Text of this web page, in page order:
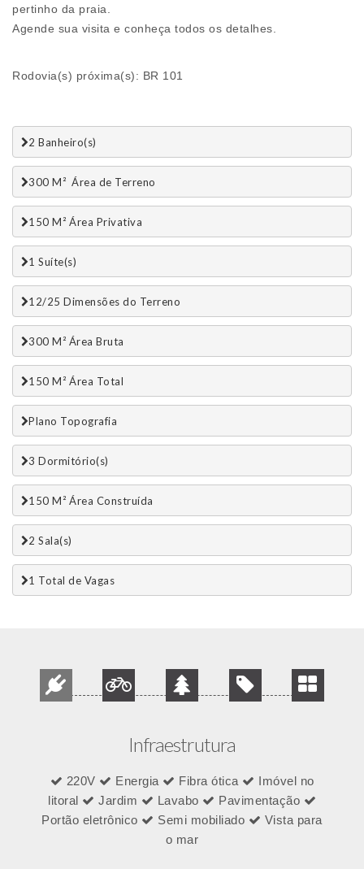
pertinho da praia.
Agende sua visita e conheça todos os detalhes.
Rodovia(s) próxima(s): BR 101
2 Banheiro(s)
300 M²  Área de Terreno
150 M² Área Privativa
1 Suí­te(s)
12/25 Dimensões do Terreno
300 M² Área Bruta
150 M² Área Total
Plano Topografia
3 Dormitório(s)
150 M² Área Construída
2 Sala(s)
1 Total de Vagas
Infraestrutura
220V Energia Fibra ótica
Imóvel no
litoral
Jardim Lavabo
Pavimentação
Portão eletrônico
Semi mobiliado
Vista para
o mar